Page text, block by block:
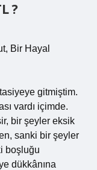
?
Bir Hayal
gitmiştim.
vardı içimde.
bir şeyler eksik
sanki bir şeyler
boşluğu
dükkânına